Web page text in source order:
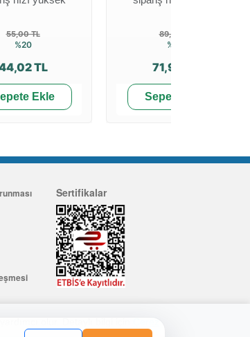
55,00 TL
%20
TL
Ekle
89,99 TL
%20
71,99 TL
Sepete Ekle
olur. Detaylı bilgi için
Sertifikalar